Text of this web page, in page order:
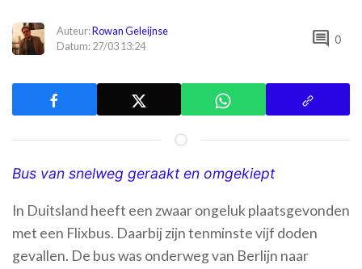
Auteur:Rowan Geleijnse
Datum: 27/03 13:24
comment 0
Bus van snelweg geraakt en omgekiept
In Duitsland heeft een zwaar ongeluk plaatsgevonden
met een Flixbus. Daarbij zijn tenminste vijf doden
gevallen. De bus was onderweg van Berlijn naar